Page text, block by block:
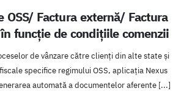
OSS/ Factura externă/ Factura
funcție de condițiile comenzii
de vânzare către clienți din alte state și
specifice regimului OSS, aplicația Nexus
automată a documentelor aferente [...]